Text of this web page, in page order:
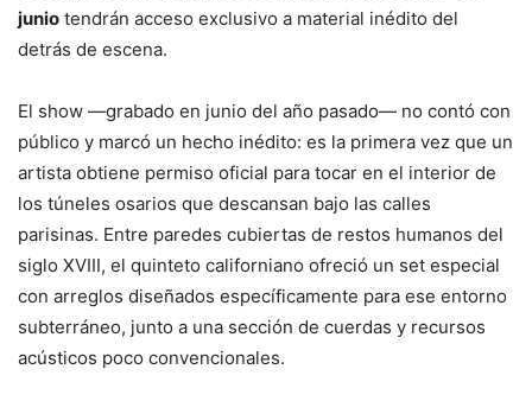
junio tendrán acceso exclusivo a material inédito del
detrás de escena.
El show —grabado en junio del año pasado— no contó con
público y marcó un hecho inédito: es la primera vez que un
artista obtiene permiso oficial para tocar en el interior de
los túneles osarios que descansan bajo las calles
parisinas. Entre paredes cubiertas de restos humanos del
siglo XVIII, el quinteto californiano ofreció un set especial
con arreglos diseñados específicamente para ese entorno
subterráneo, junto a una sección de cuerdas y recursos
acústicos poco convencionales.